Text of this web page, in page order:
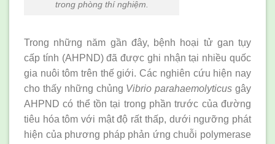
trong phòng thí nghiệm.
Trong những năm gần đây, bệnh hoại tử gan tụy
cấp tính (AHPND) đã được ghi nhận tại nhiều quốc
gia nuôi tôm trên thế giới. Các nghiên cứu hiện nay
cho thấy những chủng Vibrio parahaemolyticus gây
AHPND có thể tồn tại trong phần trước của đường
tiêu hóa tôm với mật độ rất thấp, dưới ngưỡng phát
hiện của phương pháp phản ứng chuỗi polymerase